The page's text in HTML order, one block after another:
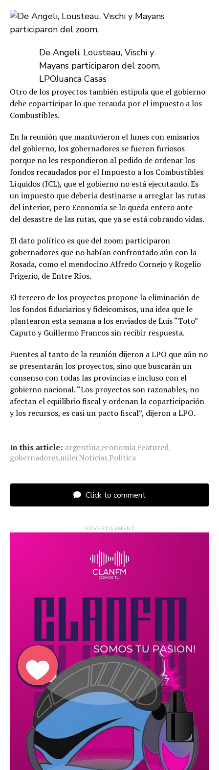
De Angeli, Lousteau, Vischi y
Mayans participaron del zoom.
LPOJuanca Casas
Otro de los proyectos también estipula que el gobierno
debe coparticipar lo que recauda por el impuesto a los
Combustibles.
En la reunión que mantuvieron el lunes con emisarios
del gobierno, los gobernadores se fueron furiosos
porque no les respondieron al pedido de ordenar los
fondos recaudados por el Impuesto a los Combustibles
Líquidos (ICL), que el gobierno no está ejecutando. Es
un impuesto que debería destinarse a arreglar las rutas
del interior, pero Economía se lo queda entero ante
del desastre de las rutas, que ya se está cobrando vidas.
El dato político es que del zoom participaron
gobernadores que no habían confrontado aún con la
Rosada, como el mendocino Alfredo Cornejo y Rogelio
Frigerio, de Entre Ríos.
El tercero de los proyectos propone la eliminación de
los fondos fiduciarios y fideicomisos, una idea que le
plantearon esta semana a los enviados de Luis “Toto”
Caputo y Guillermo Francos sin recibir respuesta.
Fuentes al tanto de la reunión dijeron a LPO que aún no
se presentarán los proyectos, sino que buscarán un
consenso con todas las provincias e incluso con el
gobierno nacional. “Los proyectos son razonables, no
afectan el equilibrio fiscal y ordenan la coparticipación
y los recursos, es casi un pacto fiscal”, dijeron a LPO.
In this article: argentina,economia,Featured,
gobernadores,milei,Noticias,Politica
Click to comment
ADVERTISEMENT